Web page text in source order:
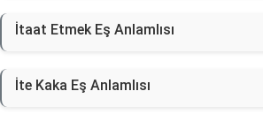
İtaat Etmek Eş Anlamlısı
İte Kaka Eş Anlamlısı